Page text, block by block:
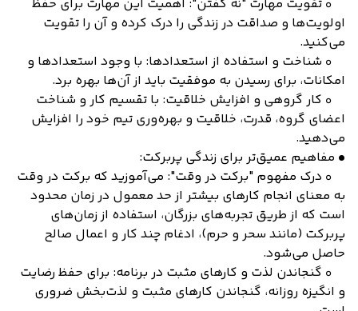
◦ تقویت مهارت "نه گفتن": اهمیت این مهارت برای حفظ
اولویت‌ها و صداقت در زندگی را درک کرده و آن را تقویت
می‌کنید.
◦ شناخت و استفاده از استعدادها: با وجود استعدادها و
امکانات، برای رسیدن به موفقیت باید از آن‌ها بهره برد.
◦ کار گروهی و افزایش خلاقیت: با تقسیم کار و شناخت
اعضای گروه، قدرت، خلاقیت و بهره‌وری تیم خود را افزایش
می‌دهید.
• مفاهیم عمیق‌تر برای زندگی پربرکت:
◦ درک مفهوم "برکت در وقت": می‌آموزید که برکت در وقت
به معنای انجام کارهای بیشتر از حد معمول در زمان محدود
است که از طریق تجربه‌های بزرگان، استفاده از زمان‌های
پربرکت (مانند سحر و حرم)، ادغام چند کار و اعمال صالح
حاصل می‌شود.
◦ گنجاندن لذت و کارهای مثبت در برنامه: برای حفظ رضایت
و انگیزه روزانه، گنجاندن کارهای مثبت و لذت‌بخش ضروری